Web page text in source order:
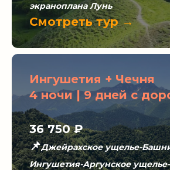
экраноплана Лунь
Смотреть тур →
Ингушетия + Чечня
4 ночи | 9 дней с
36 750 ₽
📌Джейрахское ущелье-
Ингушетия-Аргунское